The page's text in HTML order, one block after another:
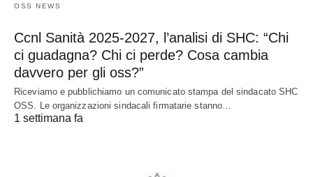
OSS NEWS
Ccnl Sanità 2025-2027, l’analisi di SHC: “Chi
ci guadagna? Chi ci perde? Cosa cambia
davvero per gli oss?”
Riceviamo e pubblichiamo un comunicato stampa del sindacato SHC
OSS. Le organizzazioni sindacali firmatarie stanno…
1 settimana fa